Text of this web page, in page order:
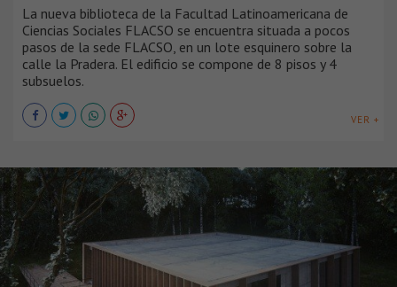
La nueva biblioteca de la Facultad Latinoamericana de
Ciencias Sociales FLACSO se encuentra situada a pocos
pasos de la sede FLACSO, en un lote esquinero sobre la
calle la Pradera. El edificio se compone de 8 pisos y 4
subsuelos.
VER +